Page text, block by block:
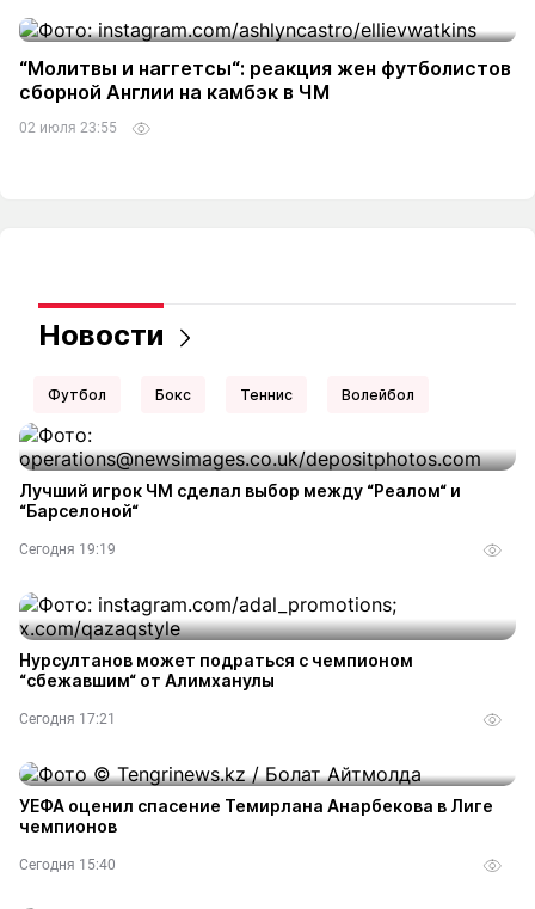
“Молитвы и наггетсы“: реакция жен футболистов
сборной Англии на камбэк в ЧМ
02 июля 23:55
Новости
Футбол Бокс Теннис Волейбол
Лучший игрок ЧМ сделал выбор между “Реалом“ и
“Барселоной“
Сегодня 19:19
Нурсултанов может подраться с чемпионом
“сбежавшим“ от Алимханулы
Сегодня 17:21
УЕФА оценил спасение Темирлана Анарбекова в Лиге
чемпионов
Сегодня 15:40